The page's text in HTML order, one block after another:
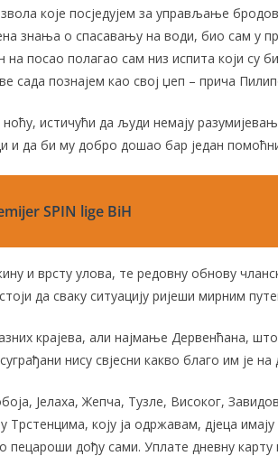
које посједујем за управљање
знања о спасавању на води, био сам у
посао полагао сам низ испита који су
сада познајем као свој џеп – прича
истичући да људи немају
и да би му добро дошао бар један
SPIN lige BiH
и врсту улова, те редовну обнову
да сваку ситуацију ријеши мирним
крајева, али најмање Дервенћана,
нису свјесни какво благо им је на
Јелаха, Жепча, Тузле, Високог,
Трстенцима, коју ја одржавам, дјеца
пецароши дођу сами. Уплате дневну карту